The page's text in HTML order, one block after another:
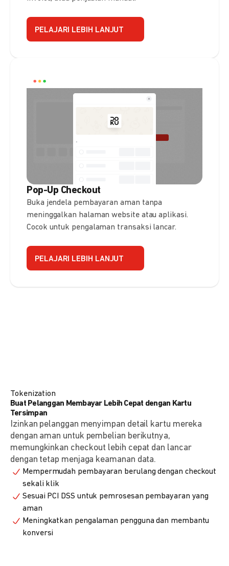
PELAJARI LEBIH LANJUT
Pop-Up Checkout
Buka jendela pembayaran aman tanpa
meninggalkan halaman website atau aplikasi.
Cocok untuk pengalaman transaksi lancar.
PELAJARI LEBIH LANJUT
Tokenization
Buat Pelanggan Membayar Lebih Cepat dengan Kartu
Tersimpan
Izinkan pelanggan menyimpan detail kartu mereka
dengan aman untuk pembelian berikutnya,
memungkinkan checkout lebih cepat dan lancar
dengan tetap menjaga keamanan data.
Mempermudah pembayaran berulang dengan checkout
sekali klik
Sesuai PCI DSS untuk pemrosesan pembayaran yang
aman
Meningkatkan pengalaman pengguna dan membantu
konversi